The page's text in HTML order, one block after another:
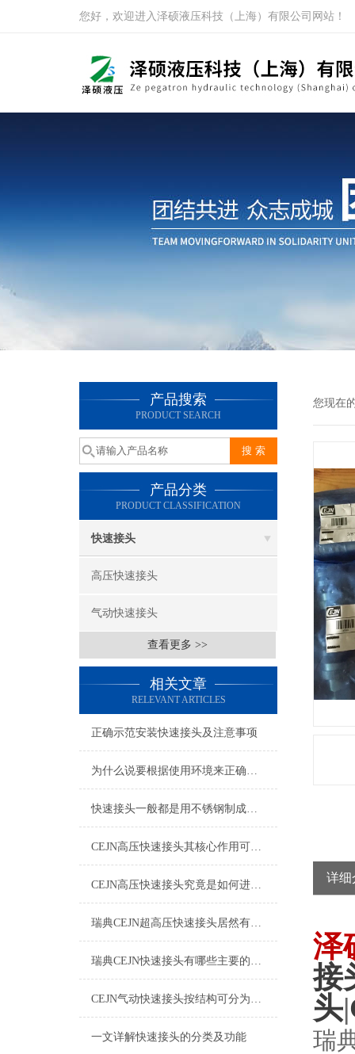
您好，欢迎进入泽硕液压科技（上海）有限公司网站！
产品搜索
PRODUCT SEARCH
产品分类
PRODUCT CLASSIFICATION
快速接头
高压快速接头
气动快速接头
查看更多 >>
相关文章
RELEVANT ARTICLES
正确示范安装快速接头及注意事项
为什么说要根据使用环境来正确的选择快速接头呢？
快速接头一般都是用不锈钢制成，那么该如何清洗维护呢？
CEJN高压快速接头其核心作用可归纳为以下方面
CEJN高压快速接头究竟是如何进行安装的呢？
瑞典CEJN超高压快速接头居然有如此广泛的应用领域
瑞典CEJN快速接头有哪些主要的优势呢？
CEJN气动快速接头按结构可分为哪几种类型呢？
一文详解快速接头的分类及功能
您现在
详细
泽
接
头|
瑞